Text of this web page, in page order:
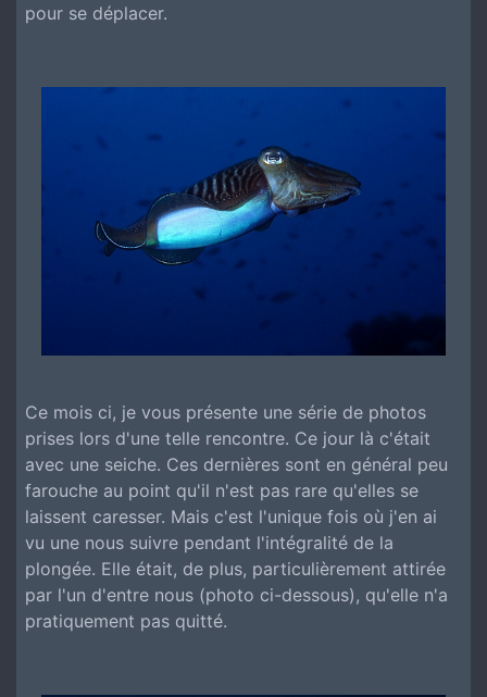
pour se déplacer.
Ce mois ci, je vous présente une série de photos
prises lors d'une telle rencontre. Ce jour là c'était
avec une seiche. Ces dernières sont en général peu
farouche au point qu'il n'est pas rare qu'elles se
laissent caresser. Mais c'est l'unique fois où j'en ai
vu une nous suivre pendant l'intégralité de la
plongée. Elle était, de plus, particulièrement attirée
par l'un d'entre nous (photo ci-dessous), qu'elle n'a
pratiquement pas quitté.